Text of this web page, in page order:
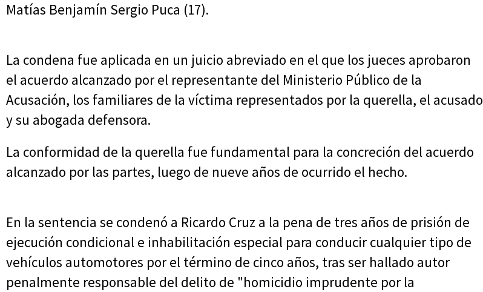
Matías Benjamín Sergio Puca (17).
La condena fue aplicada en un juicio abreviado en el que los jueces aprobaron
el acuerdo alcanzado por el representante del Ministerio Público de la
Acusación, los familiares de la víctima representados por la querella, el acusado
y su abogada defensora.
La conformidad de la querella fue fundamental para la concreción del acuerdo
alcanzado por las partes, luego de nueve años de ocurrido el hecho.
En la sentencia se condenó a Ricardo Cruz a la pena de tres años de prisión de
ejecución condicional e inhabilitación especial para conducir cualquier tipo de
vehículos automotores por el término de cinco años, tras ser hallado autor
penalmente responsable del delito de "homicidio imprudente por la